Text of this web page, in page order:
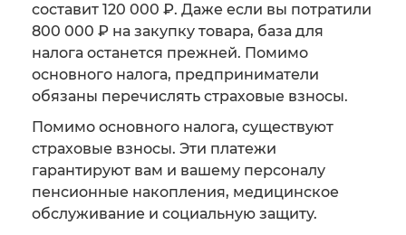
составит 120 000 ₽. Даже если вы потратили
800 000 ₽ на закупку товара, база для
налога останется прежней. Помимо
основного налога, предприниматели
обязаны перечислять страховые взносы.
Помимо основного налога, существуют
страховые взносы. Эти платежи
гарантируют вам и вашему персоналу
пенсионные накопления, медицинское
обслуживание и социальную защиту.